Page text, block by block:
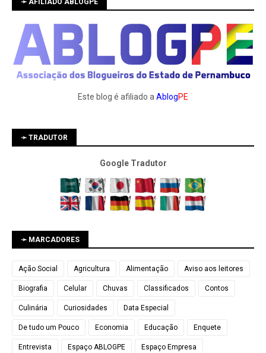
➛ AFILIADO ABLOGPE
Este blog é afiliado a AblogPE
➛ TRADUTOR
Google Tradutor
➛ MARCADORES
Ação Social Agricultura Alimentação Aviso aos leitores
Biografia Celular Chuvas Classificados Contos
Culinária Curiosidades Data Especial
De tudo um Pouco Economia Educação Enquete
Entrevista Espaço ABLOGPE Espaço Empresa